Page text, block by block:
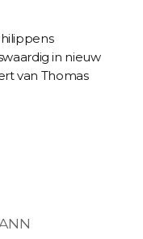
in nieuw
van Thomas